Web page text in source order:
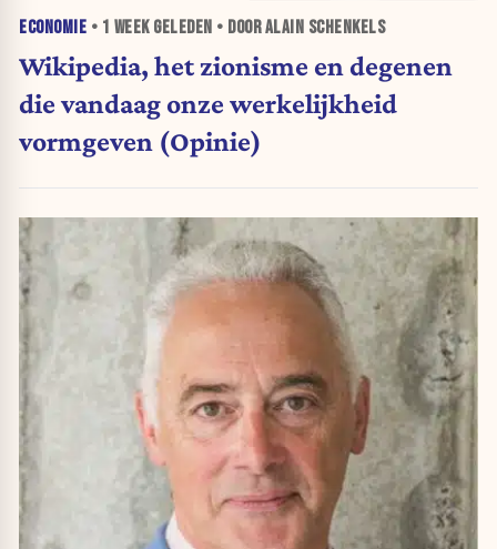
ECONOMIE • 1 WEEKGELEDEN • DOOR ALAIN SCHENKELS
Wikipedia, het zionisme en degenen
die vandaag onze werkelijkheid
vormgeven (Opinie)